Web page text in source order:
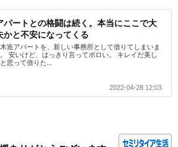
パートとの格闘は続く。本当にここで大
かと不安になってくる
造アパートを、新しい事務所として借りてしまいま
安いけど、はっきり言ってボロい。 キレイだ美し
思って借りた...
2022-04-28 12:03